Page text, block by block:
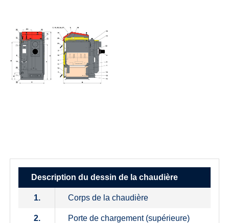
Description du dessin de la chaudière
1. Corps de la chaudière
2. Porte de chargement (supérieure)